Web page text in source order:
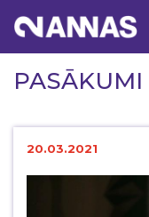
PASĀKUMI
20.03.2021